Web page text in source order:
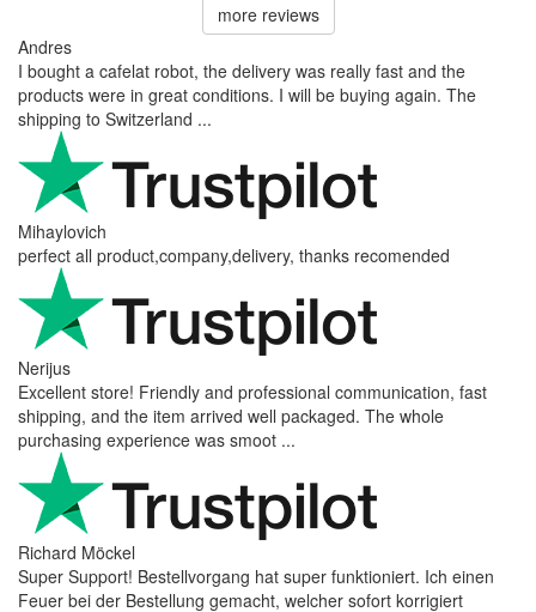
more reviews
Andres
I bought a cafelat robot, the delivery was really fast and the
products were in great conditions. I will be buying again. The
shipping to Switzerland ...
Mihaylovich
perfect all product,company,delivery, thanks recomended
Nerijus
Excellent store! Friendly and professional communication, fast
shipping, and the item arrived well packaged. The whole
purchasing experience was smoot ...
Richard Möckel
Super Support! Bestellvorgang hat super funktioniert. Ich einen
Feuer bei der Bestellung gemacht, welcher sofort korrigiert